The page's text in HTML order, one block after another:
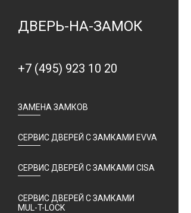
ДВЕРЬ-НА-ЗАМОК
+7 (495) 923 10 20
ЗАМЕНА ЗАМКОВ
СЕРВИС ДВЕРЕЙ С ЗАМКАМИ EVVA
СЕРВИС ДВЕРЕЙ С ЗАМКАМИ CISA
СЕРВИС ДВЕРЕЙ С ЗАМКАМИ
MUL-T-LOCK